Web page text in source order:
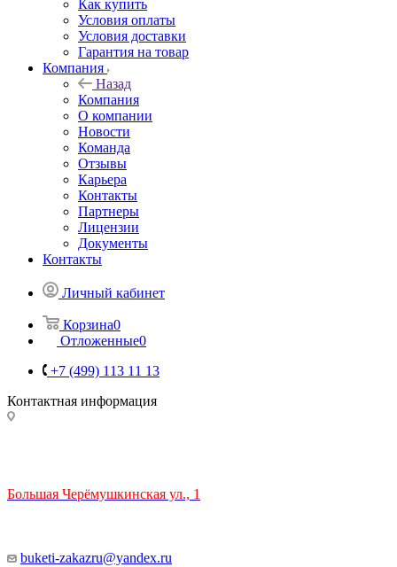
Как купить
Условия оплаты
Условия доставки
Гарантия на товар
Компания
Назад
Компания
О компании
Новости
Команда
Отзывы
Карьера
Контакты
Партнеры
Лицензии
Документы
Контакты
Личный кабинет
Корзина0
Отложенные0
+7 (499) 113 11 13
Контактная информация
Большая Черёмушкинская ул., 1
buketi-zakazru@yandex.ru